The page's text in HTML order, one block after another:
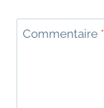
Commentaire *